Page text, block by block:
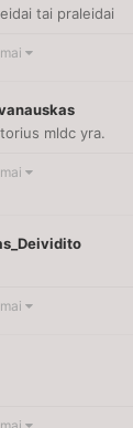
tai praleidai
mldc yra.